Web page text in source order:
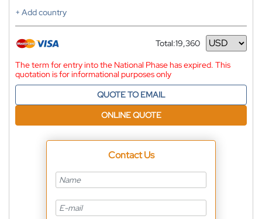
+ Add country
Total:19,360
Currency
The term for entry into the National Phase has expired. This
quotation is for informational purposes only
QUOTE TO EMAIL
ONLINE QUOTE
Contact Us